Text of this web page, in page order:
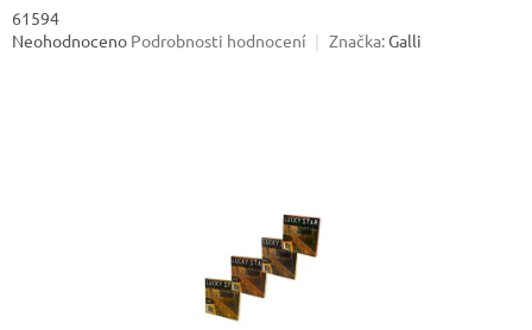
61594
Průměrné
Neohodnoceno Podrobnosti hodnocení Značka:Galli